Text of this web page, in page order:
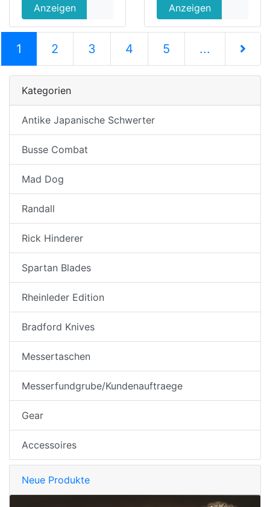
Anzeigen Anzeigen
1 (current)
2 3 4 5 ...
Kategorien
Antike Japanische Schwerter
Busse Combat
Mad Dog
Randall
Rick Hinderer
Spartan Blades
Rheinleder Edition
Bradford Knives
Messertaschen
Messerfundgrube/Kundenauftraege
Gear
Accessoires
Neue Produkte